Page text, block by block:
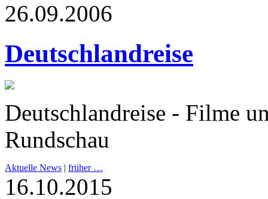
26.09.2006
Deutschlandreise
Deutschlandreise - Filme
Rundschau
Aktuelle News | früher …
16.10.2015